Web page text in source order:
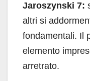
Jaroszynski 7:
altri si
fondamentali. Il
elemento
arretrato.